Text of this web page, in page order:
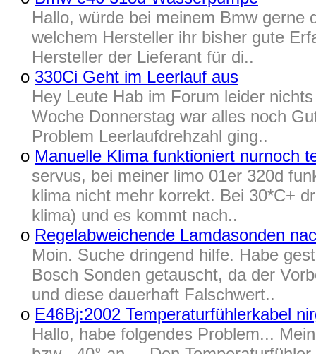
Hallo, würde bei meinem Bmw gerne
welchem Hersteller ihr bisher gute
Hersteller der Lieferant für di..
o 330Ci Geht im Leerlauf aus
Hey Leute Hab im Forum leider
Woche Donnerstag war alles noch
Problem Leerlaufdrehzahl ging..
o Manuelle Klima funktioniert nurnoch
servus, bei meiner limo 01er 320d
klima nicht mehr korrekt. Bei 30*C+
klima) und es kommt nach..
o Regelabweichende Lamdasonden
Moin. Suche dringend hilfe. Habe
Bosch Sonden getauscht, da der
und diese dauerhaft Falschwert..
o E46Bj:2002 Temperaturfühlerkabel
Hallo, habe folgendes Problem...